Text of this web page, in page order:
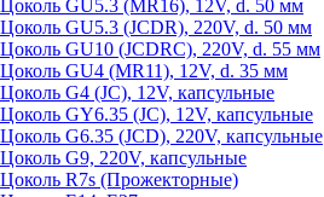
Цоколь GU5.3 (MR16), 12V, d. 50 мм
Цоколь GU5.3 (JCDR), 220V, d. 50 мм
Цоколь GU10 (JCDRC), 220V, d. 55 мм
Цоколь GU4 (MR11), 12V, d. 35 мм
Цоколь G4 (JC), 12V, капсульные
Цоколь GY6.35 (JC), 12V, капсульные
Цоколь G6.35 (JCD), 220V, капсульные
Цоколь G9, 220V, капсульные
Цоколь R7s (Прожекторные)